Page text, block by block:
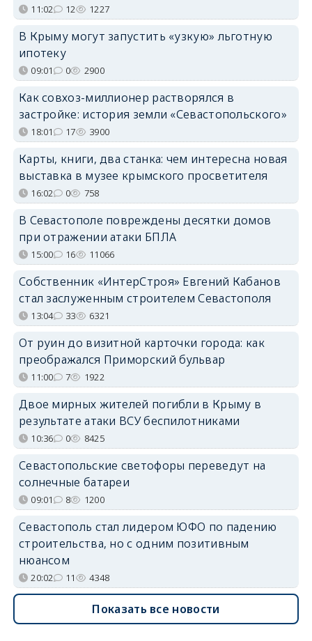
11:02 12 1227
В Крыму могут запустить «узкую» льготную
ипотеку
09:01 0 2900
Как совхоз-миллионер растворялся в
застройке: история земли «Севастопольского»
18:01 17 3900
Карты, книги, два станка: чем интересна новая
выставка в музее крымского просветителя
16:02 0 758
В Севастополе повреждены десятки домов
при отражении атаки БПЛА
15:00 16 11066
Собственник «ИнтерСтроя» Евгений Кабанов
стал заслуженным строителем Севастополя
13:04 33 6321
От руин до визитной карточки города: как
преображался Приморский бульвар
11:00 7 1922
Двое мирных жителей погибли в Крыму в
результате атаки ВСУ беспилотниками
10:36 0 8425
Севастопольские светофоры переведут на
солнечные батареи
09:01 8 1200
Севастополь стал лидером ЮФО по падению
строительства, но с одним позитивным
нюансом
20:02 11 4348
Показать все новости